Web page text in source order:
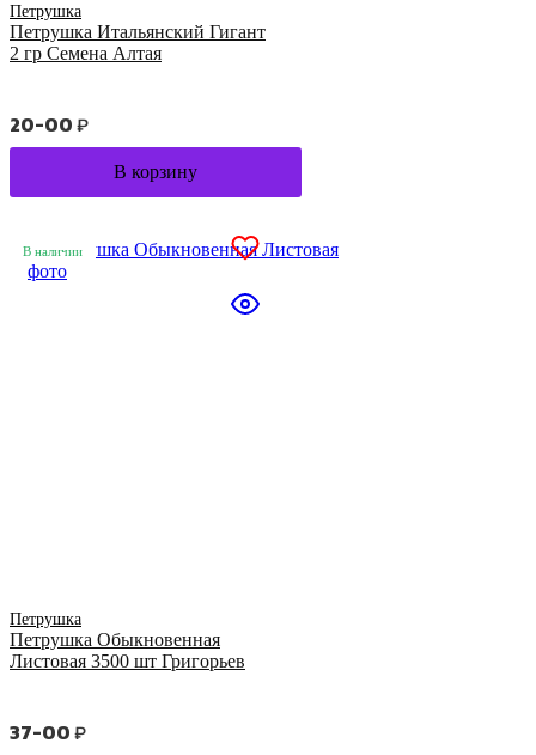
Петрушка
Петрушка Итальянский Гигант
2 гр Семена Алтая
20-00₽
В корзину
В наличии
Петрушка
Петрушка Обыкновенная
Листовая 3500 шт Григорьев
37-00₽